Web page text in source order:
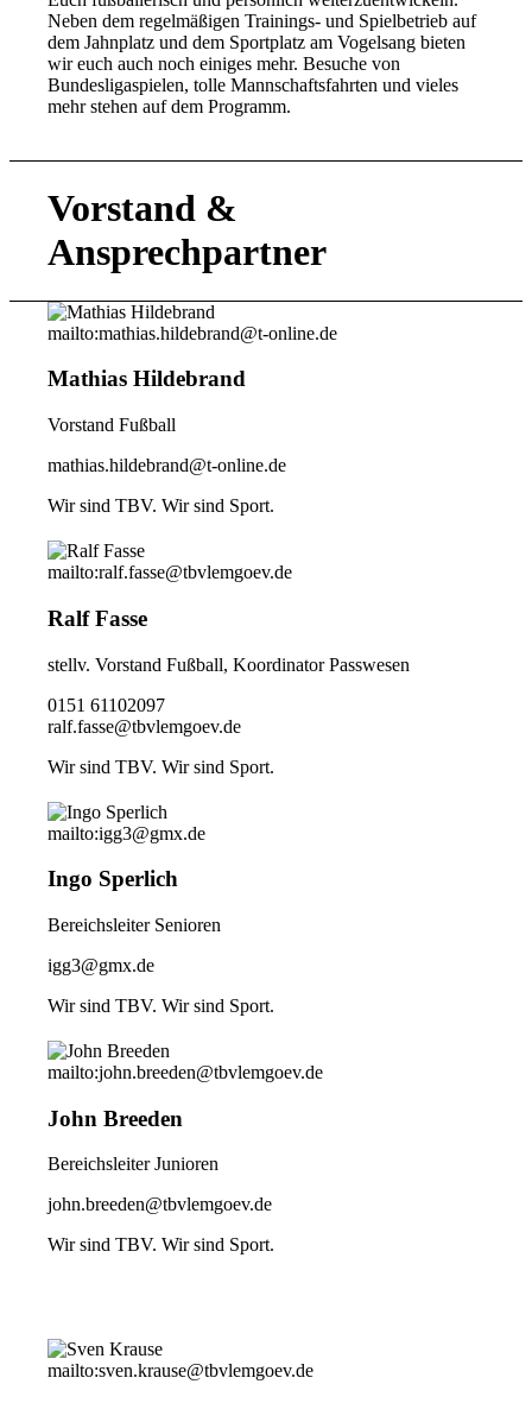
Neben dem regelmäßigen Trainings- und Spielbetrieb auf
dem Jahnplatz und dem Sportplatz am Vogelsang bieten
wir euch auch noch einiges mehr. Besuche von
Bundesligaspielen, tolle Mannschaftsfahrten und vieles
mehr stehen auf dem Programm.
Vorstand &
Ansprechpartner
mailto:mathias.hildebrand@t-online.de
Mathias Hildebrand
Vorstand Fußball
mathias.hildebrand@t-online.de
Wir sind TBV. Wir sind Sport.
mailto:ralf.fasse@tbvlemgoev.de
Ralf Fasse
stellv. Vorstand Fußball, Koordinator Passwesen
0151 61102097
ralf.fasse@tbvlemgoev.de
Wir sind TBV. Wir sind Sport.
mailto:igg3@gmx.de
Ingo Sperlich
Bereichsleiter Senioren
igg3@gmx.de
Wir sind TBV. Wir sind Sport.
mailto:john.breeden@tbvlemgoev.de
John Breeden
Bereichsleiter Junioren
john.breeden@tbvlemgoev.de
Wir sind TBV. Wir sind Sport.
mailto:sven.krause@tbvlemgoev.de